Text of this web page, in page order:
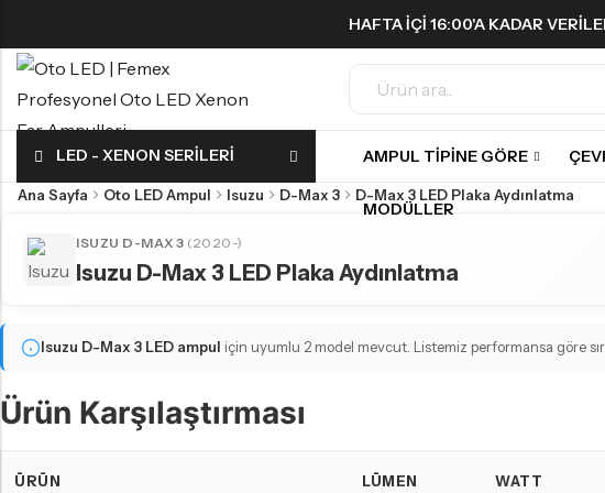
HAFTA IÇI 16:00'A KADAR
LED - XENON SERILERI AMPUL TIPINE GÖRE
MODÜLLER
Ana Sayfa Oto LED Ampul Isuzu D-Max 3 D-Max 3 LED Plaka Aydınlatma
ISUZU D-MAX 3 (2020-)
Isuzu D-Max 3 LED Plaka Aydınlatma
Isuzu D-Max 3 LED ampul için uyumlu 2 model mevcut. Listemiz performansa göre
Ürün Karşılaştırması
ÜRÜN LÜMEN WATT
Geri
FAR & SIS AMPULLERI
H3 LED Ampul
H7 LED Ampul
H9 LED Ampul
Geri
SINYAL AMPULLERI
PARK AMPULLERI
Küçük ama etkili LED park ampulleri ile tanışın!